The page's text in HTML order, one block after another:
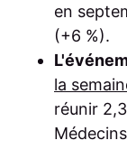
en
(+6 %).
la
réunir